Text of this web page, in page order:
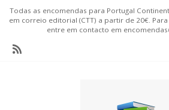
Todas as encomendas para Portugal
em correio editorial (CTT) a partir de 20€.
entre em contacto em